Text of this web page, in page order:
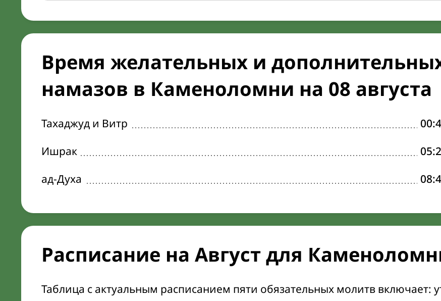
Время желательных и
намазов в Каменоломни на 08 августа
Тахаджуд и Витр
Ишрак
ад-Духа
Расписание на Август для
Таблица с актуальным расписанием пяти обязательных молитв включает: